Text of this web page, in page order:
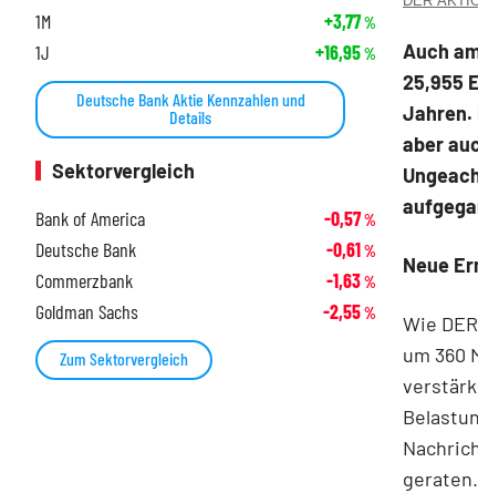
Auch
25,955
Jahren.
aber
Neue
Wie
um 360
1M +3,77%
1J +16,95%
Deutsche Bank Aktie Kennzahlen und
Details
Sektorvergleich
Bank of America
-0,57%
Deutsche Bank -0,61%
Commerzbank -1,63%
Goldman Sachs -2,55%
Zum Sektorvergleich